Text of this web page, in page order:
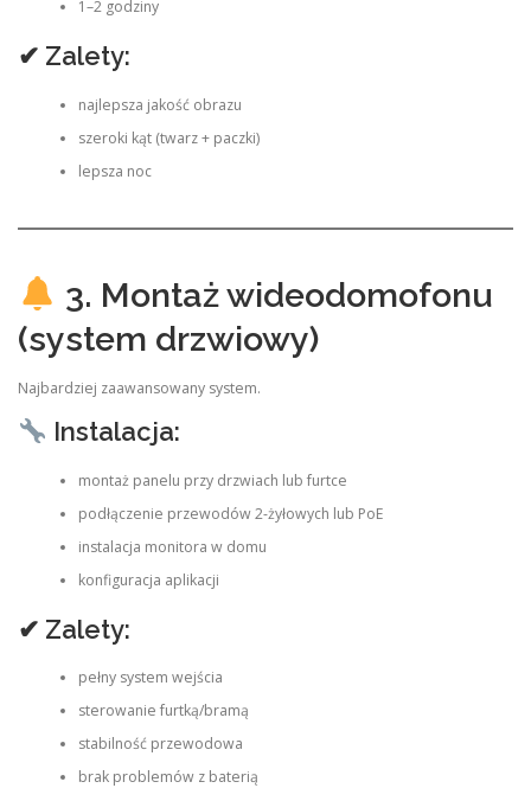
1–2 godziny
✔ Zalety:
najlepsza jakość obrazu
szeroki kąt (twarz + paczki)
lepsza noc
3. Montaż wideodomofonu
(system drzwiowy)
Najbardziej zaawansowany system.
Instalacja:
montaż panelu przy drzwiach lub furtce
podłączenie przewodów 2-żyłowych lub PoE
instalacja monitora w domu
konfiguracja aplikacji
✔ Zalety:
pełny system wejścia
sterowanie furtką/bramą
stabilność przewodowa
brak problemów z baterią